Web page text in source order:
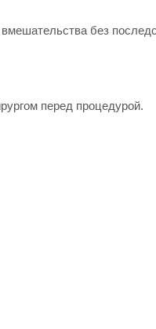
без
перед процедурой.